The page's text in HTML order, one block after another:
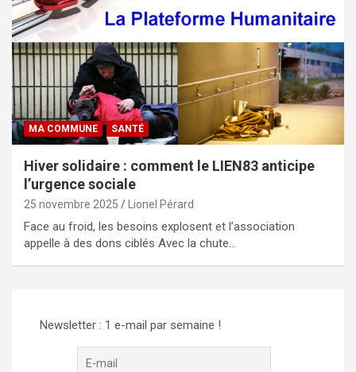
MA COMMUNE SANTÉ
Hiver solidaire : comment le LIEN83 anticipe
l’urgence sociale
25 novembre 2025 Lionel Pérard
Face au froid, les besoins explosent et l’association
appelle à des dons ciblés Avec la chute…
Newsletter : 1 e-mail par semaine !